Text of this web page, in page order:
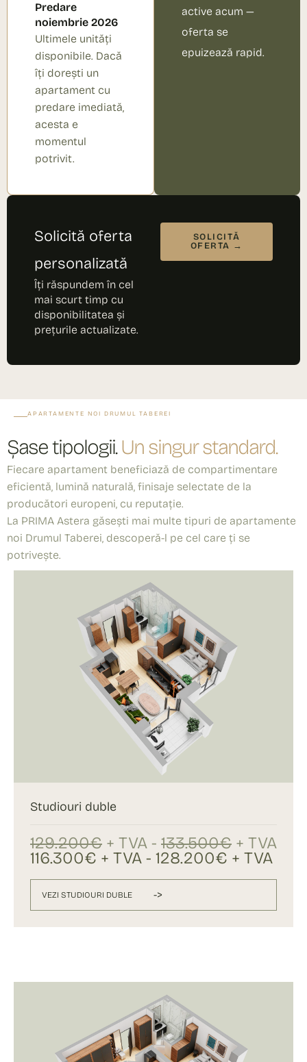
Predare
noiembrie 2026
Ultimele unități
disponibile. Dacă
îți dorești un
apartament cu
predare imediată,
acesta e
momentul
potrivit.
active acum —
oferta se
epuizează rapid.
Solicită oferta
personalizată
Îți răspundem în cel
mai scurt timp cu
disponibilitatea și
prețurile actualizate.
SOLICITĂ
OFERTA →
APARTAMENTE NOI DRUMUL TABEREI
Șase tipologii.Un singur standard.
Fiecare apartament beneficiază de compartimentare
eficientă, lumină naturală, finisaje selectate de la
producători europeni, cu reputație.
La PRIMA Astera găsești mai multe tipuri de apartamente
noi Drumul Taberei, descoperă-l pe cel care ți se
potrivește.
Studiouri duble
129.200€ + TVA - 133.500€ + TVA
116.300€ + TVA - 128.200€ + TVA
VEZI STUDIOURI DUBLE ->